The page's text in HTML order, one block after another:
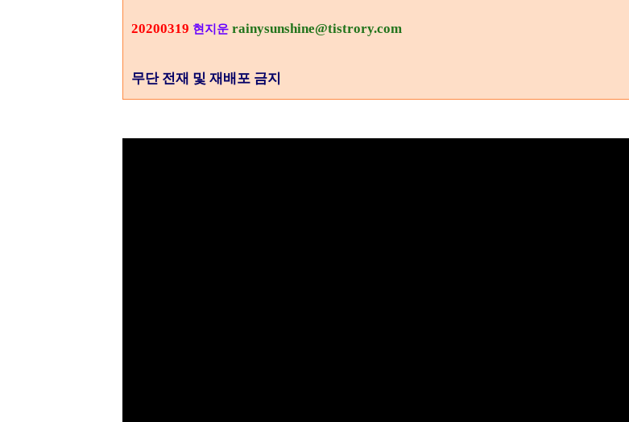
20200319 현지운 rainysunshine@tistrory.com
무단 전재 및 재배포 금지